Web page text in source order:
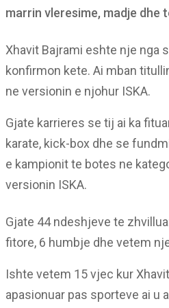
marrin vleresime, madje dhe
Xhavit Bajrami eshte nje nga
konfirmon kete. Ai mban
ne versionin e njohur ISKA.
Gjate karrieres se tij ai ka
karate, kick-box dhe se
e kampionit te botes ne
versionin ISKA.
Gjate 44 ndeshjeve te
fitore, 6 humbje dhe vetem
Ishte vetem 15 vjec kur
apasionuar pas sporteve ai u